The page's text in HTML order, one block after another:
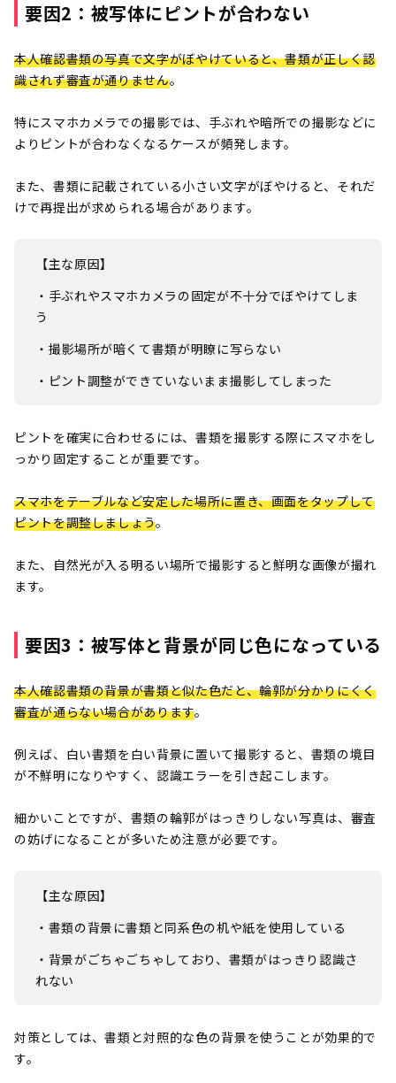
要因2：被写体にピントが合わない
本人確認書類の写真で文字がぼやけていると、書類が正しく認
識されず審査が通りません。
特にスマホカメラでの撮影では、手ぶれや暗所での撮影などに
よりピントが合わなくなるケースが頻発します。
また、書類に記載されている小さい文字がぼやけると、それだ
けで再提出が求められる場合があります。
【主な原因】
・手ぶれやスマホカメラの固定が不十分でぼやけてしま
う
・撮影場所が暗くて書類が明瞭に写らない
・ピント調整ができていないまま撮影してしまった
ピントを確実に合わせるには、書類を撮影する際にスマホをし
っかり固定することが重要です。
スマホをテーブルなど安定した場所に置き、画面をタップして
ピントを調整しましょう。
また、自然光が入る明るい場所で撮影すると鮮明な画像が撮れ
ます。
要因3：被写体と背景が同じ色になっている
本人確認書類の背景が書類と似た色だと、輪郭が分かりにくく
審査が通らない場合があります。
例えば、白い書類を白い背景に置いて撮影すると、書類の境目
が不鮮明になりやすく、認識エラーを引き起こします。
細かいことですが、書類の輪郭がはっきりしない写真は、審査
の妨げになることが多いため注意が必要です。
【主な原因】
・書類の背景に書類と同系色の机や紙を使用している
・背景がごちゃごちゃしており、書類がはっきり認識さ
れない
対策としては、書類と対照的な色の背景を使うことが効果的で
す。